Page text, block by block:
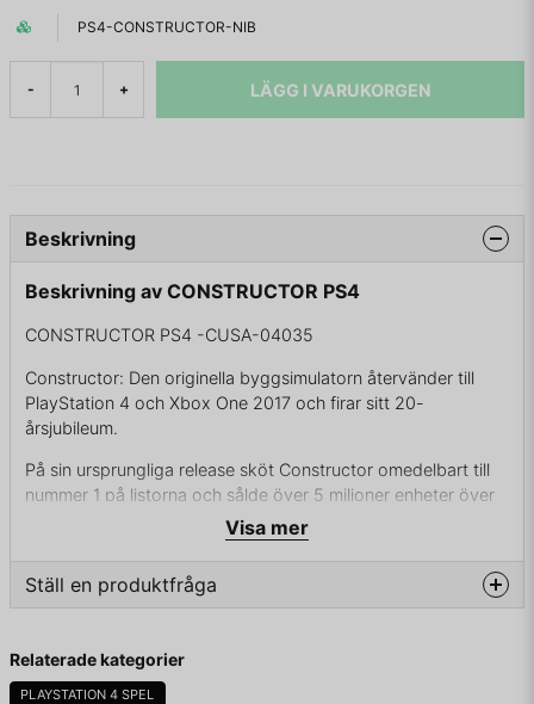
PS4-CONSTRUCTOR-NIB
- + LÄGG I VARUKORGEN
Beskrivning
Beskrivning av CONSTRUCTOR PS4
CONSTRUCTOR PS4 -CUSA-04035
Constructor: Den originella byggsimulatorn återvänder till
PlayStation 4 och Xbox One 2017 och firar sitt 20-
årsjubileum.
På sin ursprungliga release sköt Constructor omedelbart till
nummer 1 på listorna och sålde över 5 miljoner enheter över
hela världen och fick en kultstatus som lever än i dag.
Ta rollen som en fastighetsmagnat som måste kämpa med
dina konkurrenter för att skapa en blomstrande och lönsam
stad... på vilket sätt du vill! Detta inkluderar inte bara
dina hyresgästers oupphörliga krav samt att hålla en massa
oönskade karaktärer under kontroll! Denna "färgglada"
Visa mer
Ställ en produktfråga
Fråga oss något om denna produkten...
Relaterade kategorier
PLAYSTATION 4 SPEL